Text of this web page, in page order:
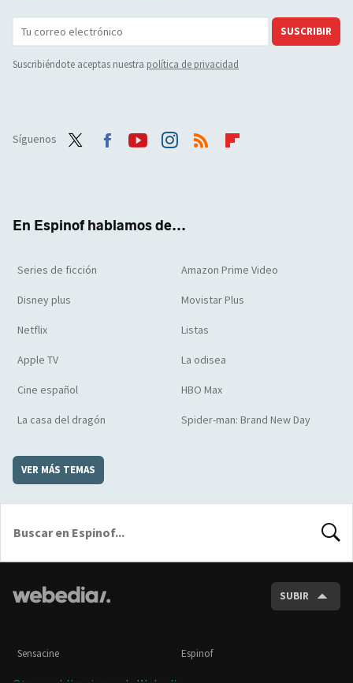
SUSCRIBIR
Suscribiéndote aceptas nuestra política de privacidad
Síguenos
En Espinof hablamos de...
Series de ficción Amazon Prime Video
Disney plus Movistar Plus
Netflix Listas
Apple TV La odisea
Cine español HBO Max
La casa del dragón Spider-man: Brand New Day
VER MÁS TEMAS
SUBIR
Sensacine Espinof